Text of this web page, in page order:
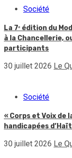
Société
La 7ᵉ édition du
à la Chancellerie,
participants
30 juillet 2026 Le
Société
« Corps et Voix de
handicapées
30 juillet 2026 Le